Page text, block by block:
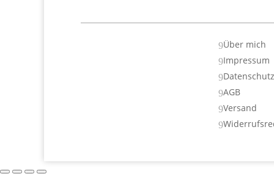
9Über mich
9Impressum
9Datenschutz
9AGB
9Versand
9